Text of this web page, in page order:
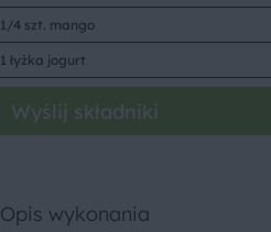
1/4 szt. mango
1 łyżka jogurt
Wyślij składniki
Opis wykonania